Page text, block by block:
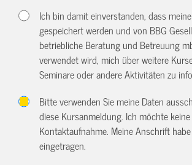
Ich bin damit einverstanden, dass
gespeichert werden und von BBG
betriebliche Beratung und Betreuung
verwendet wird, mich über weitere
Seminare oder andere Aktivitäten zu
Bitte verwenden Sie meine Daten
diese Kursanmeldung. Ich möchte
Kontaktaufnahme. Meine Anschrift
eingetragen.